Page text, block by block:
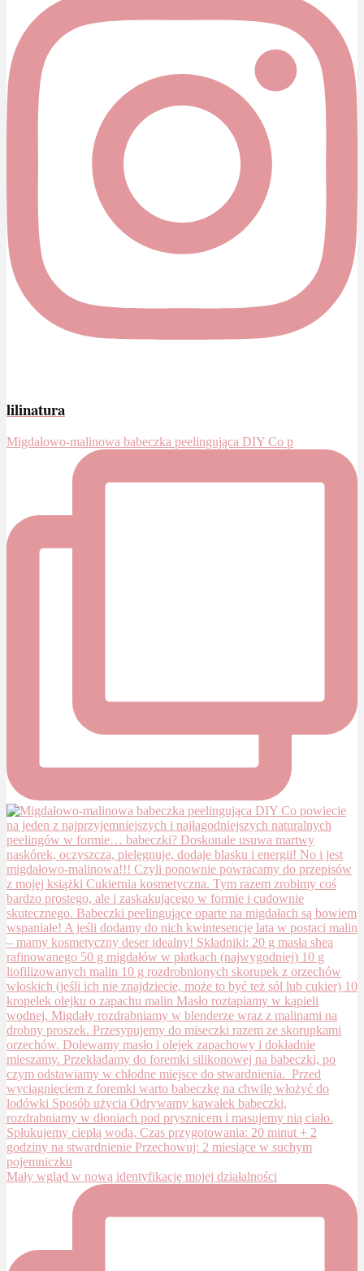
lilinatura
Migdałowo-malinowa babeczka peelingująca DIY Co p
Mały wgląd w nową identyfikację mojej działalności